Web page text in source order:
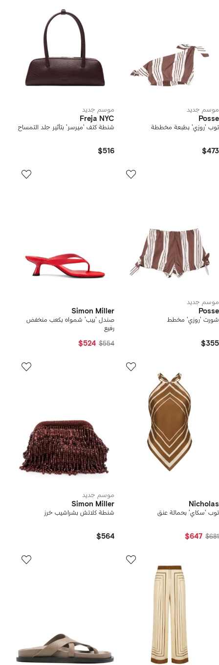
موسم جديد
Posse
توب 'روزي' بطبعة مخططة
$473
موسم جديد
Freja NYC
شنطة كتف 'ميرسر' بتأثير جلد التمساح
$516
موسم جديد
Posse
شورت 'روزي' مخطط
$355
Simon Miller
صندل 'بيب' شمواه بكعب منخفض
رفيع
$554
$524
Nicholas
توب 'سكاي' بحمالة عنق
$681
$647
موسم جديد
Simon Miller
شنطة كلاتش بشراشيب خرز
$564